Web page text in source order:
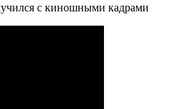
с киношными кадрами